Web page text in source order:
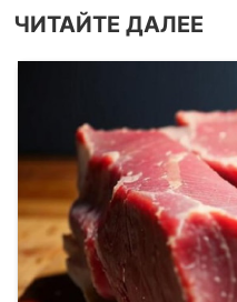
ЧИТАЙТЕ ДАЛЕЕ